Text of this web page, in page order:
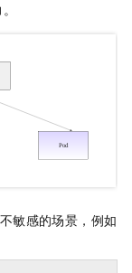
敏感的场景，例如